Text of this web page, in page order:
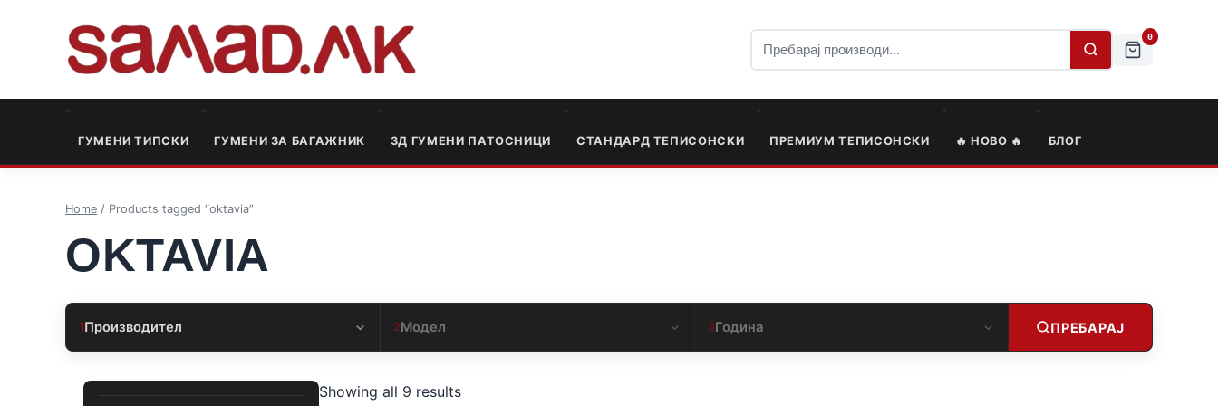
0
ГУМЕНИ ТИПСКИ ГУМЕНИ ЗА БАГАЖНИК 3Д ГУМЕНИ ПАТОСНИЦИ СТАНДАРД ТЕПИСОНСКИ ПРЕМИУМ ТЕПИСОНСКИ 🔥 НОВО 🔥 БЛОГ
Home / Products tagged “oktavia”
OKTAVIA
1Производител 2Модел 3Година ПРЕБАРАЈ
Showing all 9 results